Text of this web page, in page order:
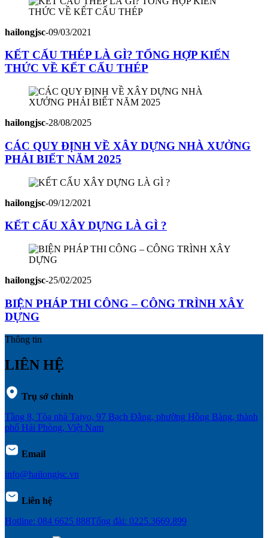
hailongjsc-09/03/2021
KẾT CẤU THÉP LÀ GÌ? TỔNG HỢP KIẾN
THỨC VỀ KẾT CẤU THÉP
hailongjsc-28/08/2025
CÁC QUY ĐỊNH VỀ XÂY DỰNG NHÀ XƯỞNG
PHẢI BIẾT NĂM 2025
hailongjsc-09/12/2021
KẾT CẤU XÂY DỰNG LÀ GÌ ?
hailongjsc-25/02/2025
BIỆN PHÁP THI CÔNG – CÔNG TRÌNH XÂY
DỰNG
Thông tin
LIÊN HỆ
Trụ sở chính
Tầng 8, Tòa nhà Taiyo, 97 Bạch Đằng, phường Hồng Bàng, thành
phố Hải Phòng, Việt Nam
Email
info@hailongjsc.vn
Liên hệ
Hotline: 084 6625 888Tổng đài: 0225.3669.899